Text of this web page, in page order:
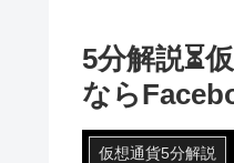
5分解説⏳
なら
仮想通貨5分解説